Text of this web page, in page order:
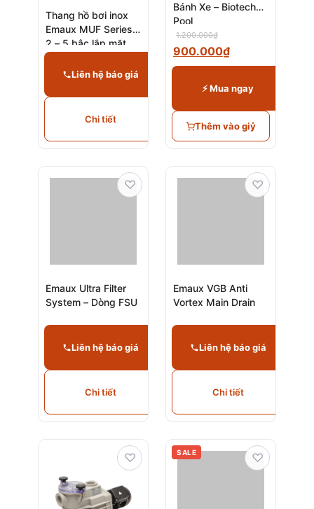
Thang hồ bơi inox
Emaux MUF Series
2 – 5 bậc lắp mặt
bích
Liên hệ báo giá
Chi tiết
Bánh Xe – Biotech
Pool
1.200.000₫
900.000₫
⚡ Mua ngay
Thêm vào giỷ
Emaux Ultra Filter
System – Dòng FSU
Liên hệ báo giá
Chi tiết
♡
Emaux VGB Anti
Vortex Main Drain
Liên hệ báo giá
Chi tiết
♡
♡ SALE ♡